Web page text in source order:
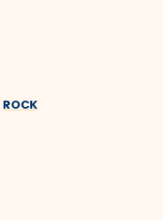
ROCK